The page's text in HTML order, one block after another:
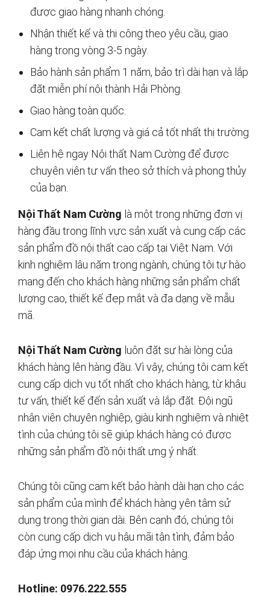
được giao hàng nhanh chóng.
Nhận thiết kế và thi công theo yêu cầu, giao
hàng trong vòng 3-5 ngày.
Bảo hành sản phẩm 1 năm, bảo trì dài hạn và lắp
đặt miễn phí nội thành Hải Phòng.
Giao hàng toàn quốc.
Cam kết chất lượng và giá cả tốt nhất thị trường
Liên hệ ngay Nội thất Nam Cường để được
chuyên viên tư vấn theo sở thích và phong thủy
của bạn.
Nội Thất Nam Cường là một trong những đơn vị
hàng đầu trong lĩnh vực sản xuất và cung cấp các
sản phẩm đồ nội thất cao cấp tại Việt Nam. Với
kinh nghiệm lâu năm trong ngành, chúng tôi tự hào
mang đến cho khách hàng những sản phẩm chất
lượng cao, thiết kế đẹp mắt và đa dạng về mẫu
mã.
Nội Thất Nam Cường luôn đặt sự hài lòng của
khách hàng lên hàng đầu. Vì vậy, chúng tôi cam kết
cung cấp dịch vụ tốt nhất cho khách hàng, từ khâu
tư vấn, thiết kế đến sản xuất và lắp đặt. Đội ngũ
nhân viên chuyên nghiệp, giàu kinh nghiệm và nhiệt
tình của chúng tôi sẽ giúp khách hàng có được
những sản phẩm đồ nội thất ưng ý nhất.
Chúng tôi cũng cam kết bảo hành dài hạn cho các
sản phẩm của mình để khách hàng yên tâm sử
dụng trong thời gian dài. Bên cạnh đó, chúng tôi
còn cung cấp dịch vụ hậu mãi tận tình, đảm bảo
đáp ứng mọi nhu cầu của khách hàng.
Hotline: 0976.222.555